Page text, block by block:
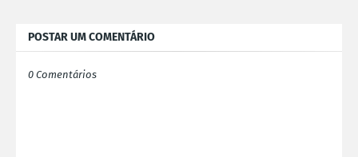
POSTAR UM COMENTÁRIO
0 Comentários